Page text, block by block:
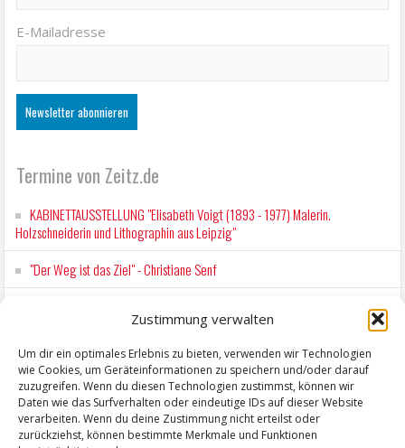
Zustimmung verwalten
Um dir ein optimales Erlebnis zu bieten, verwenden wir Technologien
wie Cookies, um Geräteinformationen zu speichern und/oder darauf
zuzugreifen. Wenn du diesen Technologien zustimmst, können wir
Daten wie das Surfverhalten oder eindeutige IDs auf dieser Website
verarbeiten. Wenn du deine Zustimmung nicht erteilst oder
zurückziehst, können bestimmte Merkmale und Funktionen
E-Mailadresse
Termine von Zeitz.de
KABINETTAUSSTELLUNG "Elisabeth Voigt (1893 - 1977) Malerin.
Holzschneiderin und Lithographin aus Leipzig"
"Der Weg ist das Ziel" - Christiane Senf
Mit der Drahtseilbahn zur ZENTRALSTATION